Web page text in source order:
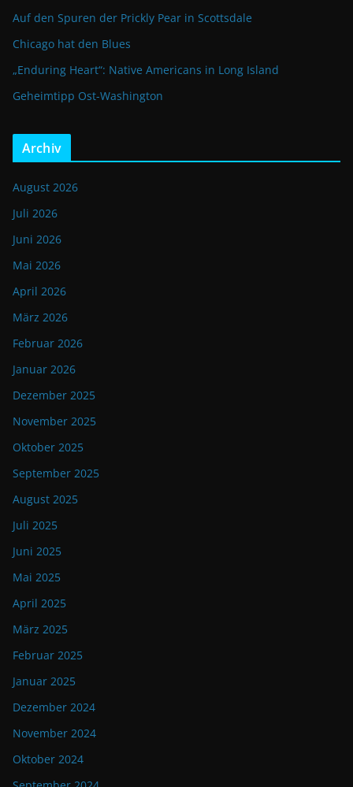
Auf den Spuren der Prickly Pear in Scottsdale
Chicago hat den Blues
„Enduring Heart“: Native Americans in Long Island
Geheimtipp Ost-Washington
Archiv
August 2026
Juli 2026
Juni 2026
Mai 2026
April 2026
März 2026
Februar 2026
Januar 2026
Dezember 2025
November 2025
Oktober 2025
September 2025
August 2025
Juli 2025
Juni 2025
Mai 2025
April 2025
März 2025
Februar 2025
Januar 2025
Dezember 2024
November 2024
Oktober 2024